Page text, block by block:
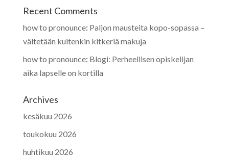
Recent Comments
how to pronounce: Paljon mausteita kopo-sopassa –
vältetään kuitenkin kitkeriä makuja
how to pronounce: Blogi: Perheellisen opiskelijan
aika lapselle on kortilla
Archives
kesäkuu 2026
toukokuu 2026
huhtikuu 2026